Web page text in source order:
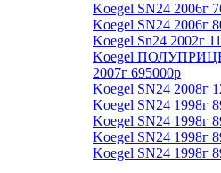
Koegel SN24 2006г
Koegel SN24 2006г
Koegel Sn24 2002г
Koegel
2007г 695000р
Koegel SN24 2008г
Koegel SN24 1998г
Koegel SN24 1998г
Koegel SN24 1998г
Koegel SN24 1998г